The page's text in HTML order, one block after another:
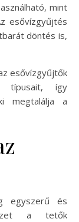
mint
esővízgyűjtés
döntés is,
esővízgyűjtők
típusait, így
megtalálja a
egyszerű és
a tetők